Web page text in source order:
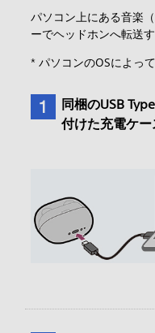
パソコン上にある音楽
ーでヘッドホンへ転送
* パソコンのOSによっ
同梱のUSB
付けた充電ケ